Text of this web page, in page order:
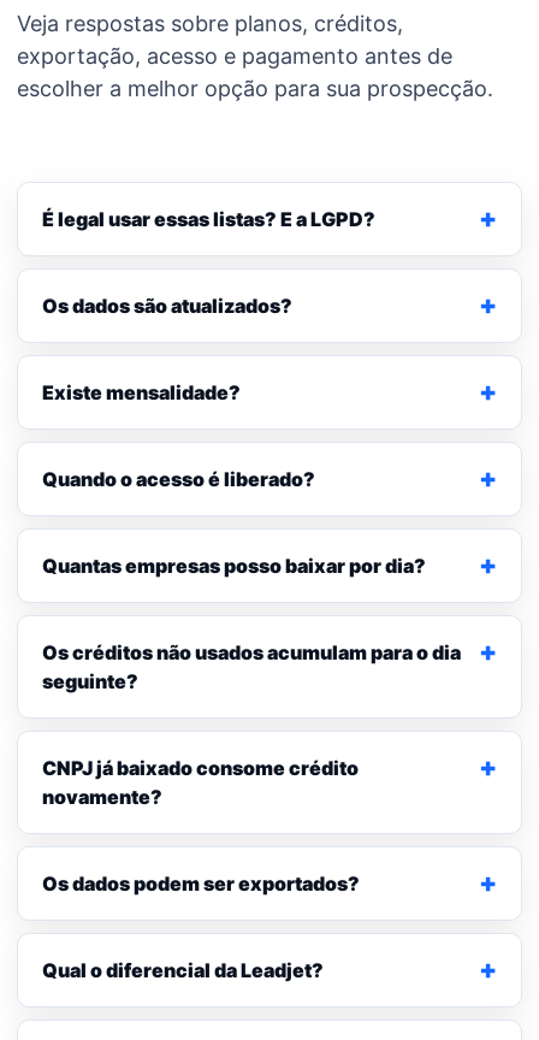
Veja respostas sobre planos, créditos,
exportação, acesso e pagamento antes de
escolher a melhor opção para sua prospecção.
É legal usar essas listas? E a LGPD?
Os dados são atualizados?
Existe mensalidade?
Quando o acesso é liberado?
Quantas empresas posso baixar por dia?
Os créditos não usados acumulam para o dia
seguinte?
CNPJ já baixado consome crédito
novamente?
Os dados podem ser exportados?
Qual o diferencial da Leadjet?